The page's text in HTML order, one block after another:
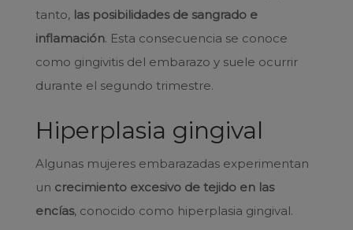
tanto, las posibilidades de sangrado e
inflamación. Esta consecuencia se conoce
como gingivitis del embarazo y suele ocurrir
durante el segundo trimestre.
Hiperplasia gingival
Algunas mujeres embarazadas experimentan
un crecimiento excesivo de tejido en las
encías, conocido como hiperplasia gingival.